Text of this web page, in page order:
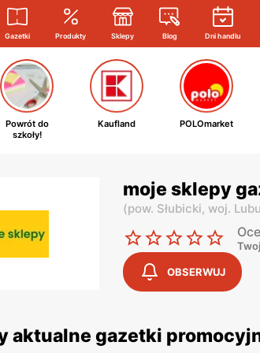
Gazetki Produkty Sklepy Blog Dni handlu
Powrót do
szkoły!
Kaufland POLOmarket
moje sklepy
(pow. Słubicki, woj.
OBSERWUJ
aktualne gazetki